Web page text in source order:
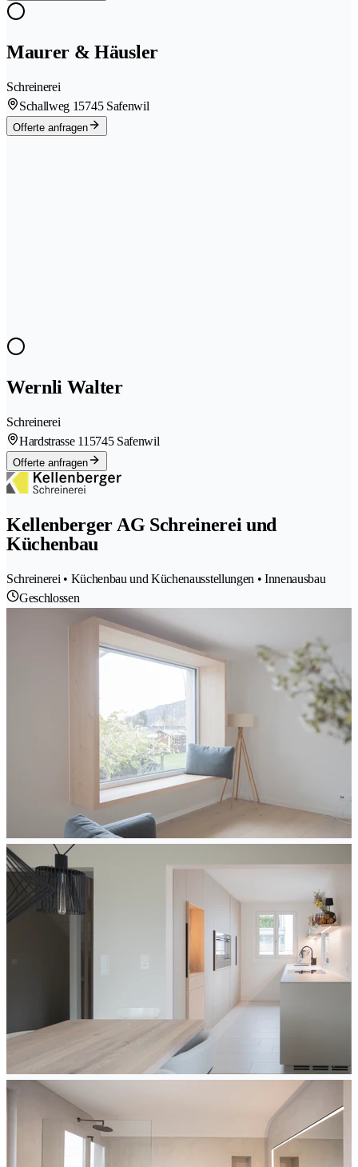
Maurer & Häusler
Schreinerei
Schallweg 15745 Safenwil
Offerte anfragen
Wernli Walter
Schreinerei
Hardstrasse 11 5745 Safenwil
Offerte anfragen
Kellenberger AG Schreinerei und
Küchenbau
Schreinerei • Küchenbau und Küchenausstellungen • Innenausbau
Geschlossen